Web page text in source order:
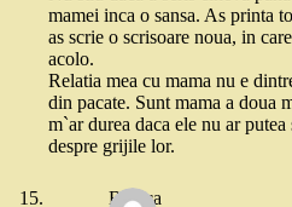
mamei inca o sansa. As printa
as scrie o scrisoare noua, in
acolo.
Relatia mea cu mama nu e
din pacate. Sunt mama a doua
m`ar durea daca ele nu ar
despre grijile lor.
Bianca